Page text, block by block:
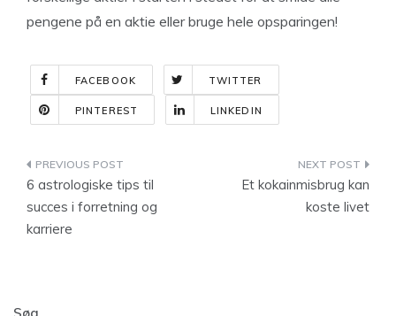
pengene på en aktie eller bruge hele opsparingen!
FACEBOOK TWITTER
PINTEREST LINKEDIN
Indlægsnavigation
6 astrologiske tips til
succes i forretning og
karriere
Et kokainmisbrug kan
koste livet